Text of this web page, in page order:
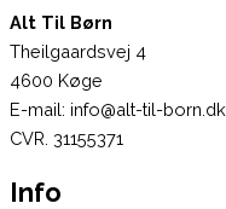
Alt Til Børn
Theilgaardsvej 4
4600 Køge
E-mail: info@alt-til-born.dk
CVR. 31155371
Info